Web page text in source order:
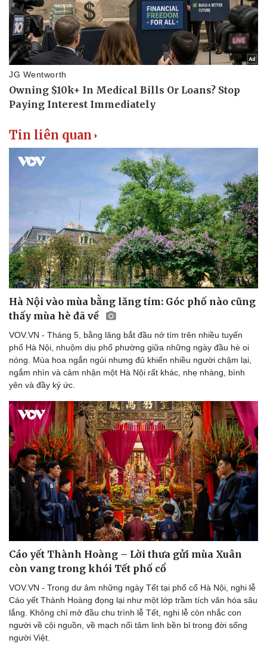
Văn hóa
Sân khấu - Điện ảnh
Văn học
Âm nhạc
Di sản
Giải trí
Thời trang
Sao Việt
Tin liên quan
Hà Nội vào mùa bằng lăng tím: Góc phố nào cũng
thấy mùa hè đã về
VOV.VN - Tháng 5, bằng lăng bắt đầu nở tím trên nhiều tuyến
phố Hà Nội, nhuộm dịu phố phường giữa những ngày đầu hè oi
nóng. Mùa hoa ngắn ngủi nhưng đủ khiến nhiều người chậm lại,
ngắm nhìn và cảm nhận một Hà Nội rất khác, nhẹ nhàng, bình
yên và đầy ký ức.
Cáo yết Thành Hoàng – Lời thưa gửi mùa Xuân
còn vang trong khói Tết phố cổ
VOV.VN - Trong dư âm những ngày Tết tại phố cổ Hà Nội, nghi lễ
Cáo yết Thành Hoàng đọng lại như một lớp trầm tích văn hóa sâu
lắng. Không chỉ mở đầu chu trình lễ Tết, nghi lễ còn nhắc con
người về cội nguồn, về mạch nối tâm linh bền bỉ trong đời sống
người Việt.